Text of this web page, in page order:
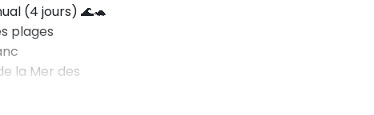
(4 jours) 🌊🐢
plages
la Mer des